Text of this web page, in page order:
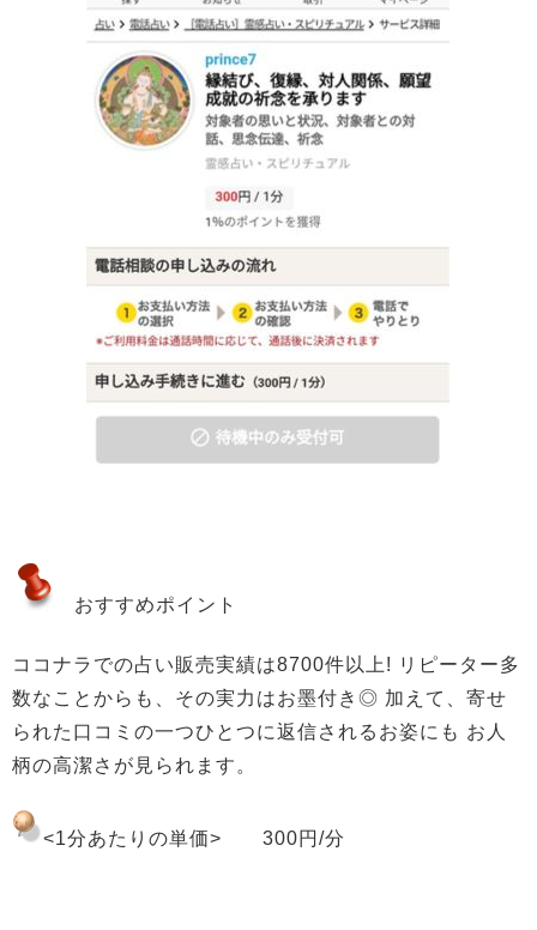
おすすめポイント
ココナラでの占い販売実績は8700件以上! リピーター多
数なことからも、その実力はお墨付き◎ 加えて、寄せ
られた口コミの一つひとつに返信されるお姿にも お人
柄の高潔さが見られます。
<1分あたりの単価> 300円/分